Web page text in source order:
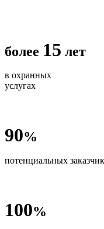
более 15 лет
в охранных
услугах
90%
потенциальных
100%